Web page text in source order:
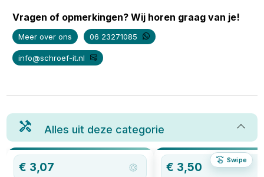
Vragen of opmerkingen? Wij horen graag van je!
Meer over ons 06 23271085
info@schroef-it.nl
Alles uit deze categorie
Swipe
€ 3,07 € 3,50